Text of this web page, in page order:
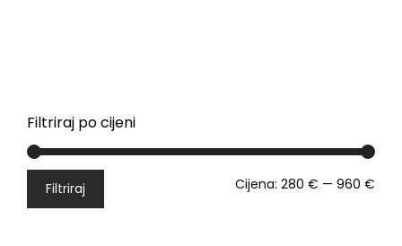
Filtriraj po cijeni
Filtriraj Cijena: 280 € — 960 €